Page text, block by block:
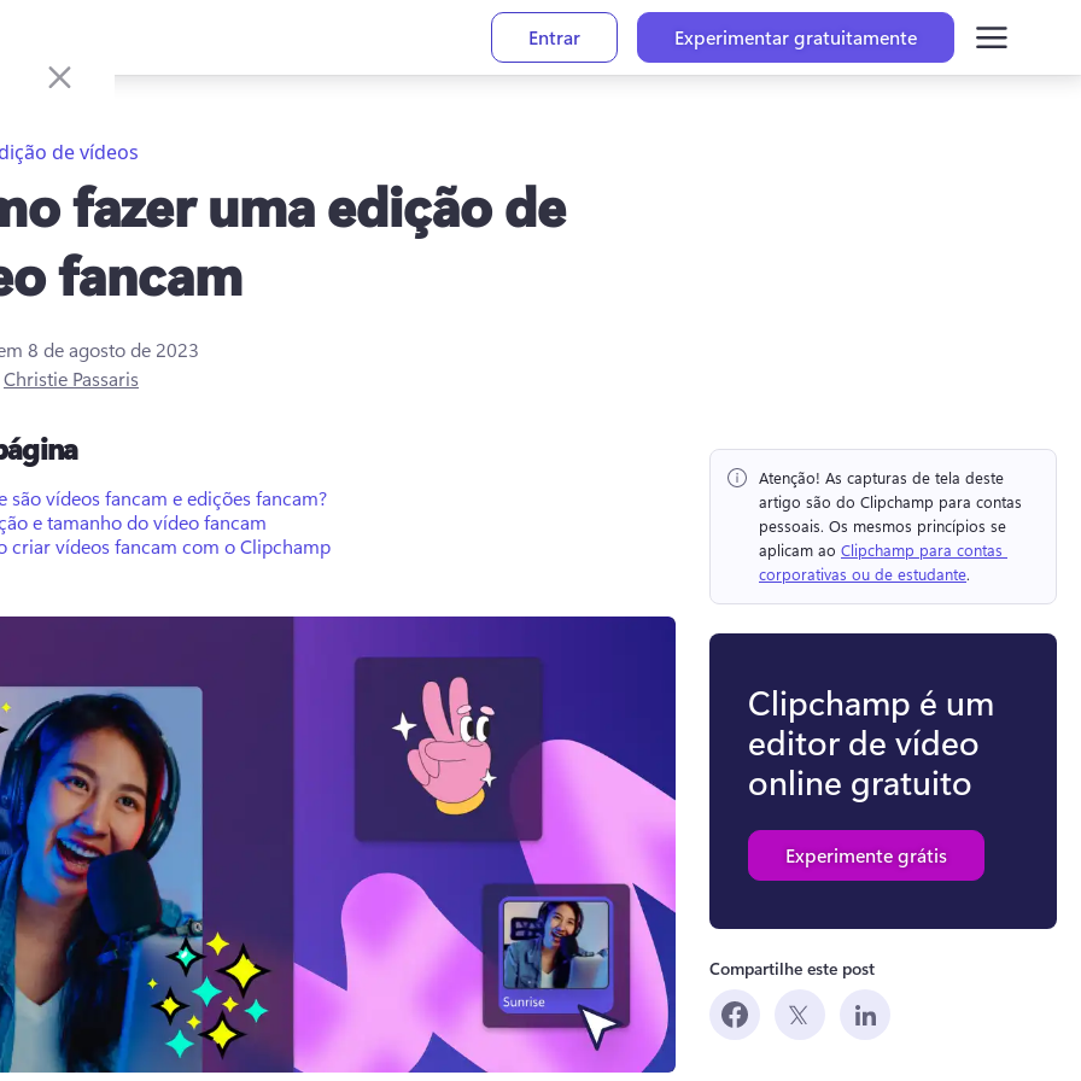
Entrar Experimentar gratuitamente
de vídeos
fazer uma edição de
fancam
8 de agosto de 2023
Christie Passaris
são vídeos fancam e edições fancam?
e tamanho do vídeo fancam
criar vídeos fancam com o Clipchamp
Atenção! As capturas de tela deste
artigo são do Clipchamp para contas
pessoais. Os mesmos princípios se
aplicam ao Clipchamp para contas
corporativas ou de estudante.
Clipchamp é um
editor de vídeo
online gratuito
Experimente grátis
Compartilhe este post